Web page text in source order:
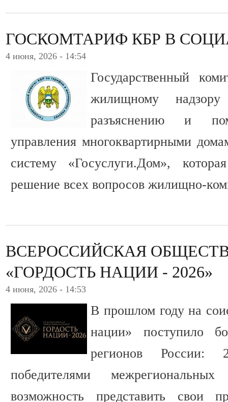
ГОСКОМТАРИФ КБР В
4 июня, 2026 - 14:54
Государственный
жилищному
разъяснению и
управления многоквартирными
систему «Госуслуги.Дом»,
решение всех вопросов жилищно-
ВСЕРОССИЙСКАЯ
«ГОРДОСТЬ НАЦИИ - 2026»
4 июня, 2026 - 14:53
В прошлом году на
нации» поступило
регионов России:
победителями
возможность представить свои